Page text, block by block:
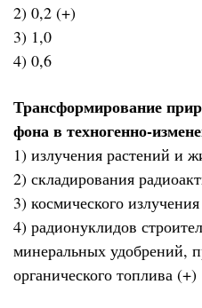
2) 0,2 (+)
3) 1,0
4) 0,6
Трансформирование
фона в техногенно-
1) излучения растений и
2) складирования
3) космического излучения
4) радионуклидов
минеральных удобрений,
органического топлива (+)